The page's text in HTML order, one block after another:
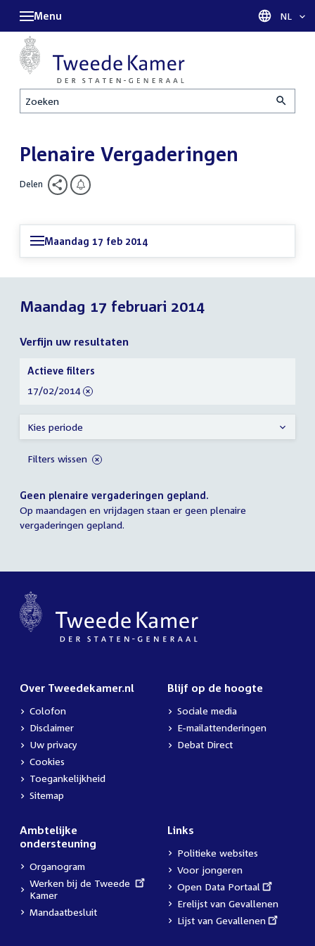
Zoeken
Menu Taal
NL
Plenaire Vergaderingen
Delen
Maandag 17 feb 2014
Maandag 17 februari 2014
Verfijn uw resultaten
Geen plenaire vergaderingen gepland.
Op maandagen en vrijdagen staan er geen plenaire
vergaderingen gepland.
Verfijn
uw
resultaten
Actieve filters
verwijder
17/02/2014
Kies periode
Filters wissen
Over Tweedekamer.nl
Colofon
Disclaimer
Uw privacy
Cookies
Toegankelijkheid
Sitemap
Blijf op de hoogte
Sociale media
E-mailattenderingen
Debat Direct
Ambtelijke
ondersteuning
Organogram
External
link:
Werken bij de Tweede
Kamer
Mandaatbesluit
Links
Politieke websites
Voor jongeren
External
link:
Open Data Portaal
Erelijst van Gevallenen
External
Lijst van Gevallenen